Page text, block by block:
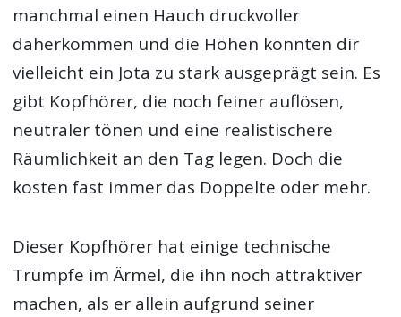
manchmal einen Hauch druckvoller
daherkommen und die Höhen könnten dir
vielleicht ein Jota zu stark ausgeprägt sein. Es
gibt Kopfhörer, die noch feiner auflösen,
neutraler tönen und eine realistischere
Räumlichkeit an den Tag legen. Doch die
kosten fast immer das Doppelte oder mehr.
Dieser Kopfhörer hat einige technische
Trümpfe im Ärmel, die ihn noch attraktiver
machen, als er allein aufgrund seiner